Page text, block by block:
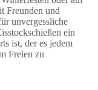
Freunden und
unvergessliche
ein
ist, der es jedem
Freien zu